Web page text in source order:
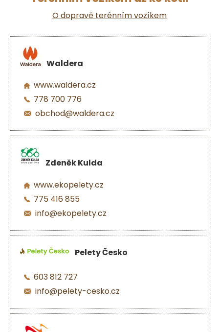
O dopravě terénním vozíkem
Waldera
www.waldera.cz
778 700 776
obchod@waldera.cz
Zdeněk Kulda
www.ekopelety.cz
775 416 855
info@ekopelety.cz
Pelety Česko
603 812 727
info@pelety-cesko.cz